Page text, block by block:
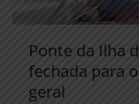
Ponte da Ilha
fechada para
geral